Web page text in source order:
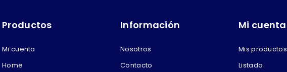
Productos
Mi cuenta
Home
Información
Nosotros
Contacto
Mi cuenta
Mis productos
Listado